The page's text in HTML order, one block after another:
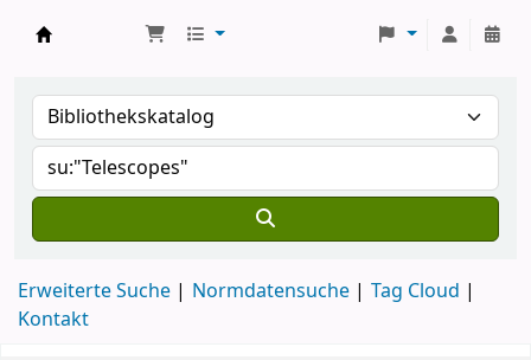
Erweiterte Suche Normdatensuche
Tag Cloud
Kontakt